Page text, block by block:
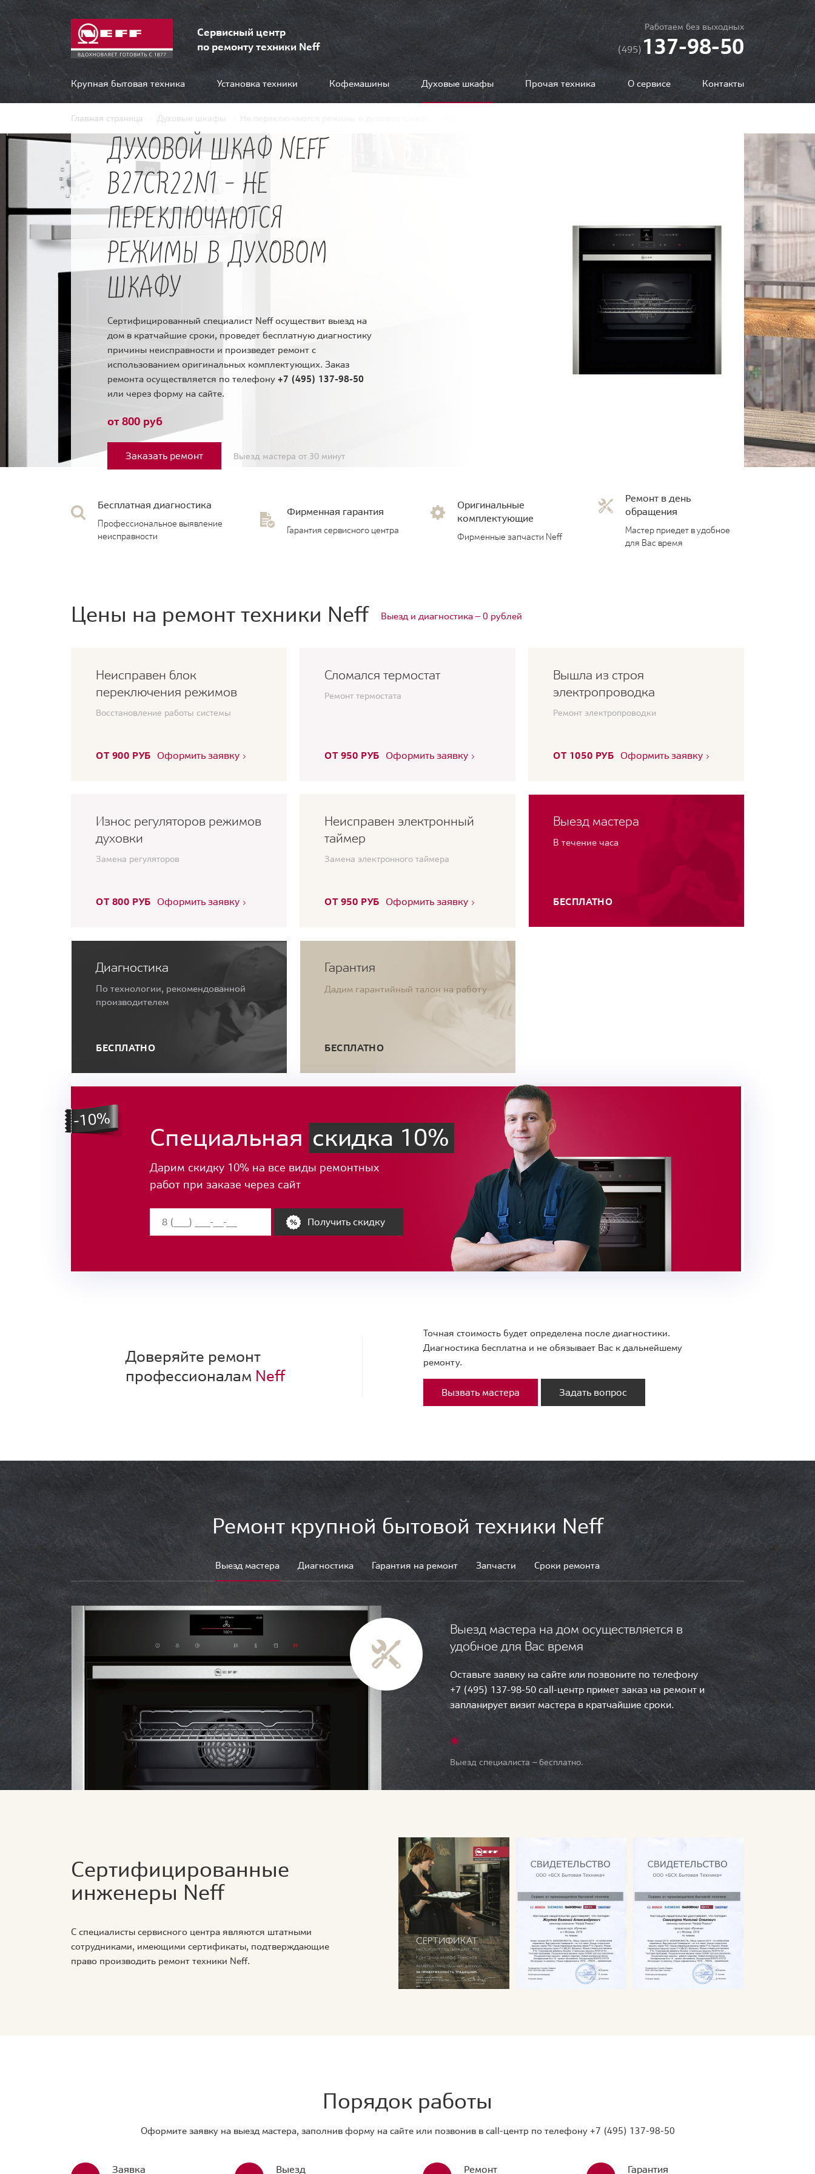
Сервисный центр
по ремонту техники Neff
Работаем без выходных
(495)137-98-50
Крупная бытовая техника Установка техники Кофемашины Духовые шкафы Прочая техника О сервисе Контакты
Главная страница Духовые шкафы Не переключаются режимы в духовом шкафу
ДУХОВОЙ ШКАФ NEFF
B27CR22N1 - НЕ
ПЕРЕКЛЮЧАЮТСЯ
РЕЖИМЫ В ДУХОВОМ
ШКАФУ
Сертифицированный специалист Neff осуществит выезд на
дом в кратчайшие сроки, проведет бесплатную диагностику
причины неисправности и произведет ремонт с
использованием оригинальных комплектующих. Заказ
ремонта осуществляется по телефону +7 (495) 137-98-50
или через форму на сайте.
от 800 руб
Заказать ремонт Выезд мастера от 30 минут
Бесплатная диагностика
Профессиональное выявление
неисправности
Фирменная гарантия
Гарантия сервисного центра
Оригинальные
комплектующие
Фирменные запчасти Neff
Ремонт в день
обращения
Мастер приедет в удобное
для Вас время
Цены на ремонт техники Neff Выезд и диагностика — 0 рублей
Неисправен блок
переключения режимов
Восстановление работы системы
ОТ 900 РУБ Оформить заявку
Сломался термостат
Ремонт термостата
ОТ 950 РУБ Оформить заявку
Вышла из строя
электропроводка
Ремонт электропроводки
ОТ 1050 РУБ Оформить заявку
Износ регуляторов режимов
духовки
Замена регуляторов
ОТ 800 РУБ Оформить заявку
Неисправен электронный
таймер
Замена электронного таймера
ОТ 950 РУБ Оформить заявку
Выезд мастера
В течение часа
БЕСПЛАТНО
Диагностика
По технологии, рекомендованной
производителем
БЕСПЛАТНО
Гарантия
Дадим гарантийный талон на работу
БЕСПЛАТНО
Специальная скидка 10%
Дарим скидку 10% на все виды ремонтных
работ при заказе через сайт
Получить скидку
Доверяйте ремонт
профессионалам Neff
Точная стоимость будет определена после диагностики.
Диагностика бесплатна и не обязывает Вас к дальнейшему
ремонту.
Вызвать мастера Задать вопрос
Ремонт крупной бытовой техники Neff
Выезд мастера Диагностика Гарантия на ремонт Запчасти Сроки ремонта
Выезд мастера на дом осуществляется в
удобное для Вас время
Оставьте заявку на сайте или позвоните по телефону
+7 (495) 137-98-50 call-центр примет заказ на ремонт и
запланирует визит мастера в кратчайшие сроки.
Выезд специалиста — бесплатно.
Сертифицированные
инженеры Neff
С специалисты сервисного центра являются штатными
сотрудниками, имеющими сертификаты, подтверждающие
право производить ремонт техники Neff.
Порядок работы
Оформите заявку на выезд мастера, заполнив форму на сайте или позвонив в call-центр по телефону +7 (495) 137-98-50
Заявка Выезд Ремонт Гарантия